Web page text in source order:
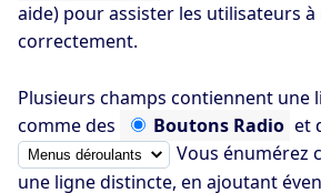
aide) pour assister les utilisateurs
correctement.
Plusieurs champs contiennent une
comme des
BoutonsRadio et
Vous énumérez
une ligne distincte, en ajoutant